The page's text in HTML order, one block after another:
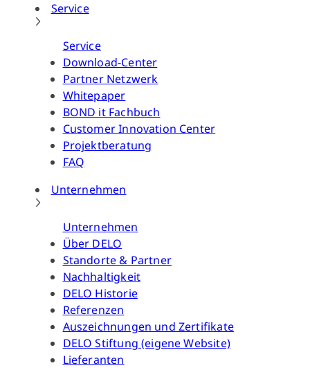
Service
Service
Download-Center
Partner Netzwerk
Whitepaper
BOND it Fachbuch
Customer Innovation Center
Projektberatung
FAQ
Unternehmen
Unternehmen
Über DELO
Standorte & Partner
Nachhaltigkeit
DELO Historie
Referenzen
Auszeichnungen und Zertifikate
DELO Stiftung (eigene Website)
Lieferanten